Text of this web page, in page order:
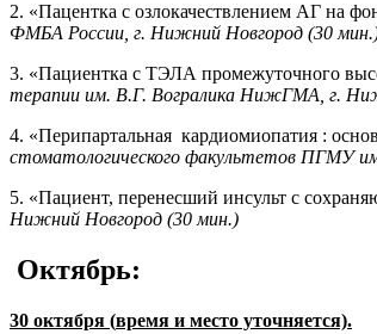
2. «Пацентка с озлокачествлением АГ на
ФМБА России, г. Нижний Новгород (30
3. «Пациентка с ТЭЛА промежуточного
терапии им. В.Г. Вогралика НижГМА , г.
4. «Перипартальная кардиомиопатия :
стоматологического факультетов ПГМУ
5. «Пациент, перенесший инсульт с
Нижний Новгород (30 мин.)
Октябрь:
30 октября (время и место уточняется).